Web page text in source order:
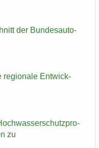
der Bun­des­au­to­
re­gio­na­le Ent­wick­
zu